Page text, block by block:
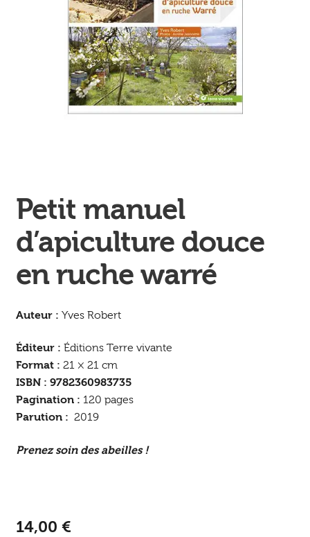
Jeux & DVD
Petit manuel
d’apiculture douce
en ruche warré
Auteur : Yves Robert
Éditeur : Éditions Terre vivante
Format : 21 × 21 cm
ISBN : 9782360983735
Pagination : 120 pages
Parution : 2019
Prenez soin des abeilles !
14,00 €